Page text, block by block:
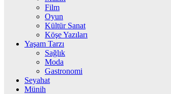
Film
Oyun
Kültür Sanat
Köşe Yazıları
Yaşam Tarzı
Sağlık
Moda
Gastronomi
Seyahat
Münih